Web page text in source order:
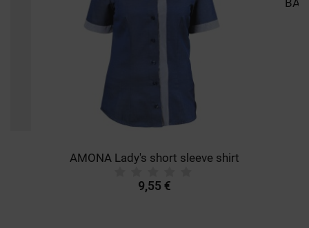
AMONA Lady's short sleeve shirt
9,55 €